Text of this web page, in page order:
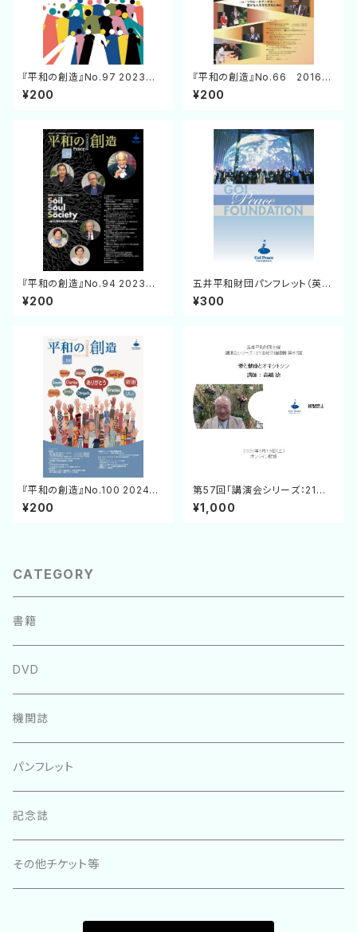
『平和の創造』No.97 2023年1
0月25日発行
¥200
『平和の創造』No.66 2016年
1月25日発行
¥200
『平和の創造』No.94 2023年1
月31日発行
¥200
五井平和財団パンフレット（英語
版）
¥300
『平和の創造』No.100 2024年
7月25日発行
¥200
第57回「講演会シリーズ：21世
紀の価値観」DVD
¥1,000
CATEGORY
書籍
DVD
機関誌
パンフレット
記念誌
その他チケット等